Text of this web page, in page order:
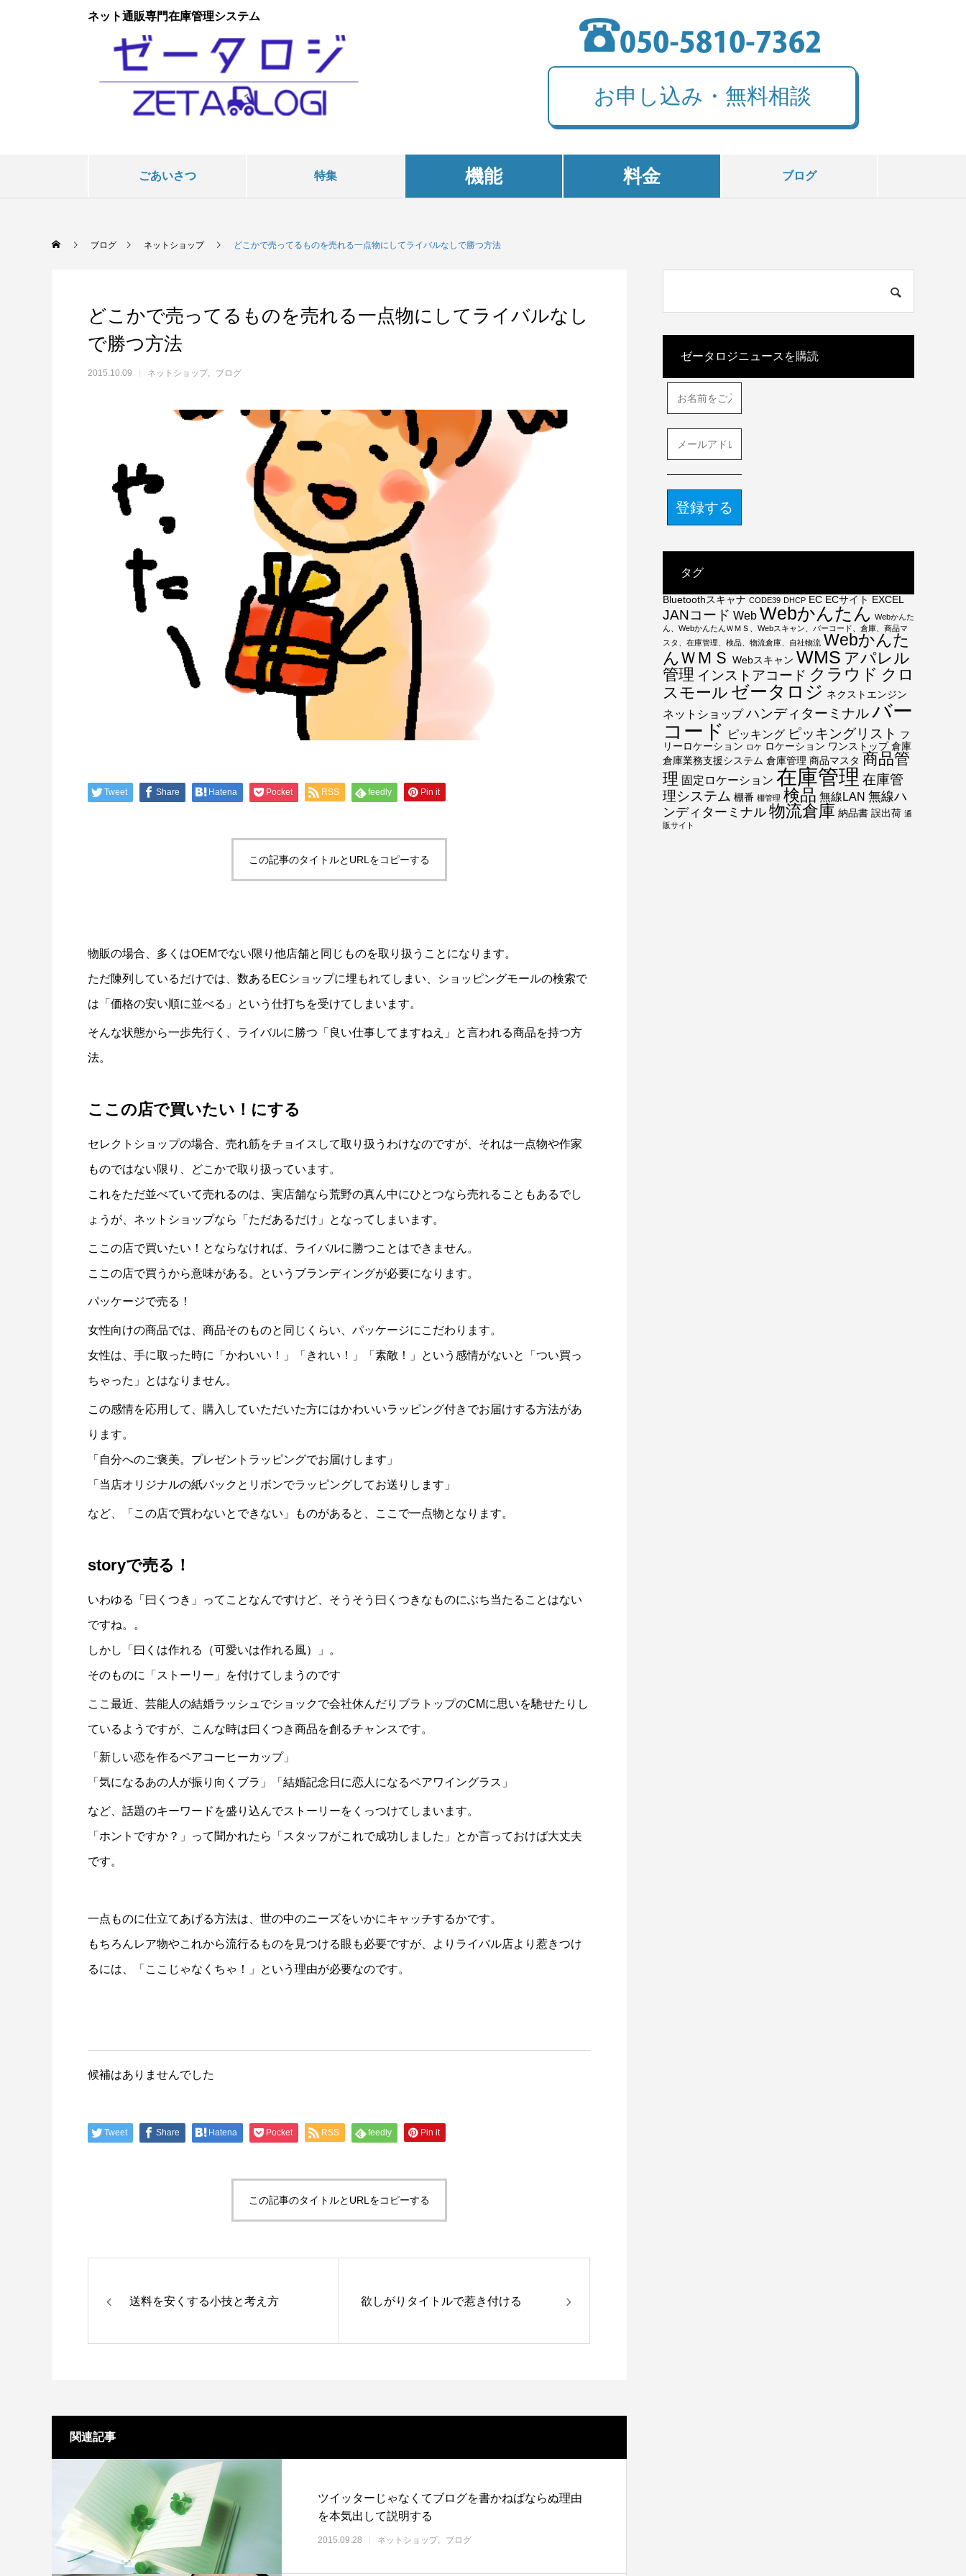
ネット通販専門在庫管理システム
お申し込み・無料相談
ごあいさつ 特集 機能 料金 ブログ
ブログ ネットショップ どこかで売ってるものを売れる一点物にしてライバルなしで勝つ方法
どこかで売ってるものを売れる一点物にしてライバルなし
で勝つ方法
2015.10.09 ネットショップ ブログ
Tweet Share Hatena Pocket RSS feedly Pin it
この記事のタイトルとURLをコピーする
物販の場合、多くはOEMでない限り他店舗と同じものを取り扱うことになります。
ただ陳列しているだけでは、数あるECショップに埋もれてしまい、ショッピングモールの検索で
は「価格の安い順に並べる」という仕打ちを受けてしまいます。
そんな状態から一歩先行く、ライバルに勝つ「良い仕事してますねえ」と言われる商品を持つ方
法。
ここの店で買いたい！にする
セレクトショップの場合、売れ筋をチョイスして取り扱うわけなのですが、それは一点物や作家
ものではない限り、どこかで取り扱っています。
これをただ並べていて売れるのは、実店舗なら荒野の真ん中にひとつなら売れることもあるでし
ょうが、ネットショップなら「ただあるだけ」となってしまいます。
ここの店で買いたい！とならなければ、ライバルに勝つことはできません。
ここの店で買うから意味がある。というブランディングが必要になります。
パッケージで売る！
女性向けの商品では、商品そのものと同じくらい、パッケージにこだわります。
女性は、手に取った時に「かわいい！」「きれい！」「素敵！」という感情がないと「つい買っ
ちゃった」とはなりません。
この感情を応用して、購入していただいた方にはかわいいラッピング付きでお届けする方法があ
ります。
「自分へのご褒美。プレゼントラッピングでお届けします」
「当店オリジナルの紙バックとリボンでラッピングしてお送りします」
など、「この店で買わないとできない」ものがあると、ここで一点物となります。
storyで売る！
いわゆる「曰くつき」ってことなんですけど、そうそう曰くつきなものにぶち当たることはない
ですね。。
しかし「曰くは作れる（可愛いは作れる風）」。
そのものに「ストーリー」を付けてしまうのです
ここ最近、芸能人の結婚ラッシュでショックで会社休んだりブラトップのCMに思いを馳せたりし
ているようですが、こんな時は曰くつき商品を創るチャンスです。
「新しい恋を作るペアコーヒーカップ」
「気になるあの人が振り向くブラ」「結婚記念日に恋人になるペアワイングラス」
など、話題のキーワードを盛り込んでストーリーをくっつけてしまいます。
「ホントですか？」って聞かれたら「スタッフがこれで成功しました」とか言っておけば大丈夫
です。
一点ものに仕立てあげる方法は、世の中のニーズをいかにキャッチするかです。
もちろんレア物やこれから流行るものを見つける眼も必要ですが、よりライバル店より惹きつけ
るには、「ここじゃなくちゃ！」という理由が必要なのです。
候補はありませんでした
Tweet Share Hatena Pocket RSS feedly Pin it
この記事のタイトルとURLをコピーする
送料を安くする小技と考え方 欲しがりタイトルで惹き付ける
関連記事
ツイッターじゃなくてブログを書かねばならぬ理由
を本気出して説明する
2015.09.28 ネットショップ ブログ
ゼータロジニュースを購読
前
を
入
力
く
ル
ア
ド
レ
ご
く
さ
い
*
タグ
Bluetoothスキャナ CODE39 DHCP EC ECサイト EXCEL
JANコード Web Webかんたん Webかんた
ん、WebかんたんＷＭＳ、Webスキャン、バーコード、倉庫、商品マ
スタ、在庫管理、検品、物流倉庫、自社物流 Webかんた
んＷＭＳ Webスキャン WMS アパレル
管理 インストアコード クラウド クロ
スモール ゼータロジ ネクストエンジン
ネットショップ ハンディターミナルバー
コード
ピッキング ピッキングリスト フ
リーロケーション ロケ ロケーション ワンストップ 倉庫
倉庫業務支援システム 倉庫管理 商品マスタ 商品管
理 固定ロケーション 在庫管理 在庫管
理システム 棚番 棚管理 検品 無線LAN 無線ハ
ンディターミナル 物流倉庫 納品書 誤出荷 通
販サイト